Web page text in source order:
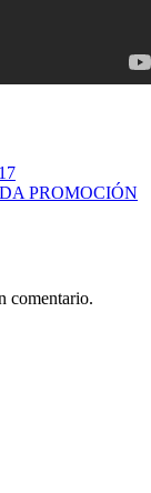
PROMOCIÓN
comentario.